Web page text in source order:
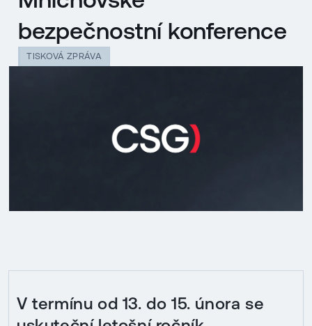
bezpečnostní konference
TISKOVÁ ZPRÁVA
V termínu od 13. do 15. února se